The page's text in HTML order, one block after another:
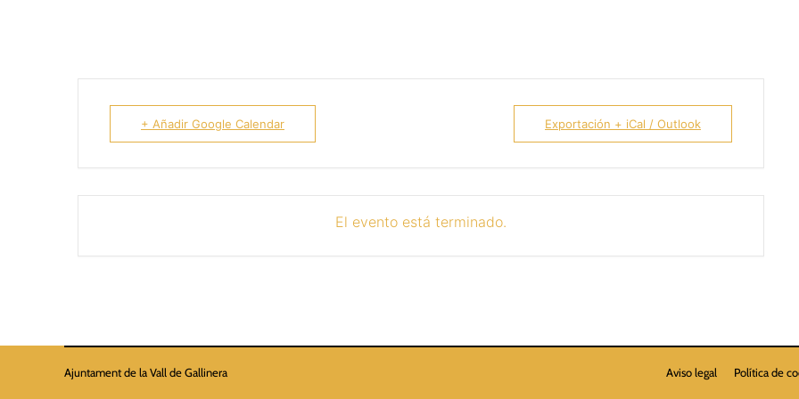
+ Añadir Google Calendar Exportación + iCal / Outlook
El evento está terminado.
Ajuntament de la Vall de Gallinera Aviso legal Política de